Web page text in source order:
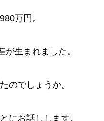
万円。
生まれました。
のでしょうか。
にお話しします。